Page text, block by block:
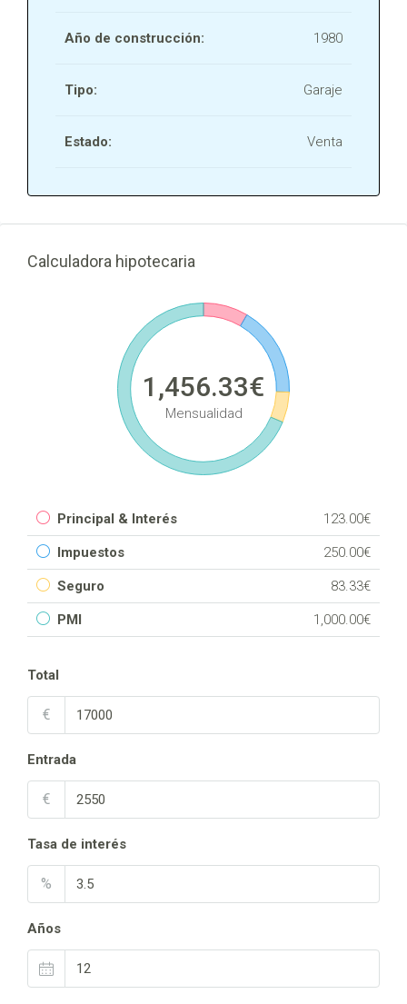
Año de construcción: 1980
Tipo: Garaje
Estado: Venta
Calculadora hipotecaria
1,456.33€
Mensualidad
Principal & Interés 123.00€
Impuestos 250.00€
Seguro 83.33€
PMI 1,000.00€
Total
€
Entrada
€
Tasa de interés
%
Años